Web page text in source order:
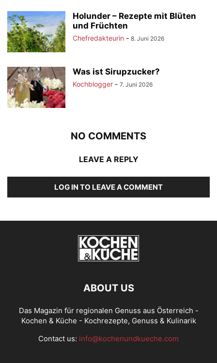
Holunder – Rezepte mit Blüten
und Früchten
Chefredakteurin - 8. Juni 2026
Was ist Sirupzucker?
Kochblogger - 7. Juni 2026
NO COMMENTS
LEAVE A REPLY
LOG IN TO LEAVE A COMMENT
ABOUT US
Das Magazin für regionalen Genuss aus Österreich -
Kochen & Küche - Kochrezepte, Genuss & Kulinarik
Contact us: info@kochenundkueche.com